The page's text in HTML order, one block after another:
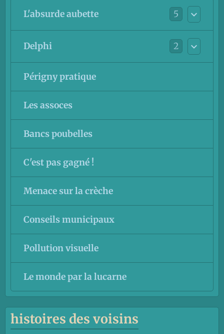
L'absurde aubette 5
Delphi 2
Périgny pratique
Les assoces
Bancs poubelles
C'est pas gagné !
Menace sur la crèche
Conseils municipaux
Pollution visuelle
Le monde par la lucarne
histoires des voisins